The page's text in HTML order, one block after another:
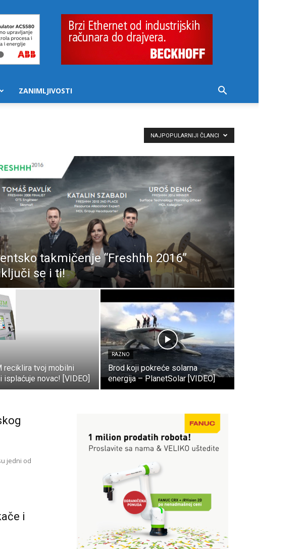
ZANIMLJIVOSTI
NAJPOPULARNIJI ČLANCI
takmičenje “Freshhh 2016”
se i ti!
reciklira tvoj mobilni
isplaćuje novac! [VIDEO]
RAZNO
Brod koji pokreće solarna
energija – PlanetSolar [VIDEO]
jedni od
i